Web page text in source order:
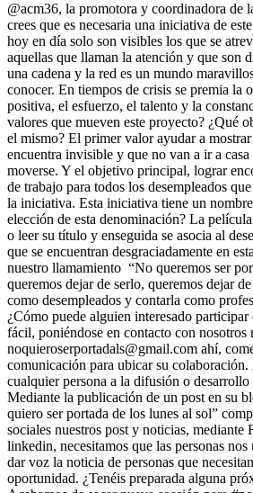
@acm36, la promotora y coordinadora de
crees que es necesaria una iniciativa de
hoy en día solo son visibles los que se
aquellas que llaman la atención y que son
una cadena y la red es un mundo
conocer. En tiempos de crisis se premia la
positiva, el esfuerzo, el talento y la
valores que mueven este proyecto? ¿Qué
el mismo? El primer valor ayudar a
encuentra invisible y que no van a ir a
moverse. Y el objetivo principal, lograr
de trabajo para todos los desempleados
la iniciativa. Esta iniciativa tiene un
elección de esta denominación? La
o leer su título y enseguida se asocia al
que se encuentran desgraciadamente en
nuestro llamamiento “No queremos ser
queremos dejar de serlo, queremos dejar
como desempleados y contarla como
¿Cómo puede alguien interesado
fácil, poniéndose en contacto con nosotros
noquieroserportadals@gmail.com ahí,
comunicación para ubicar su colaboración.
cualquier persona a la difusión o
Mediante la publicación de un post en su
quiero ser portada de los lunes al sol”
sociales nuestros post y noticias, mediante
linkedin, necesitamos que las personas
dar voz la noticia de personas que
oportunidad. ¿Tenéis preparada alguna